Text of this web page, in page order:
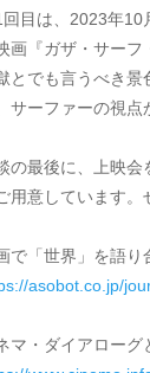
目は、2023年10
画『ガザ・サーフ
とでも言うべき景
サーファーの視点
の最後に、上映会
用意しています。
で「世界」を語り
asobot.co.jp/
マ・ダイアローグ